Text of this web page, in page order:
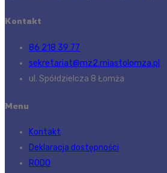
Kontakt
86 218 39 77
sekretariat@mz2.miastolomza.pl
ul. Spółdzielcza 8 Łomża
Menu
Kontakt
Deklaracja dostępności
RODO